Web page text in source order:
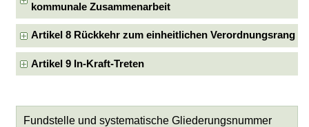
kommunale Zusammenarbeit
Artikel 8 Rückkehr zum einheitlichen Verordnungsrang
Artikel 9 In-Kraft-Treten
Fundstelle und systematische Gliederungsnummer